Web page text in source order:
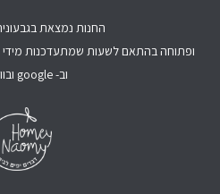
החנות נמצאת בגבעונית 8, אבן
וב- google ובווטסאפ